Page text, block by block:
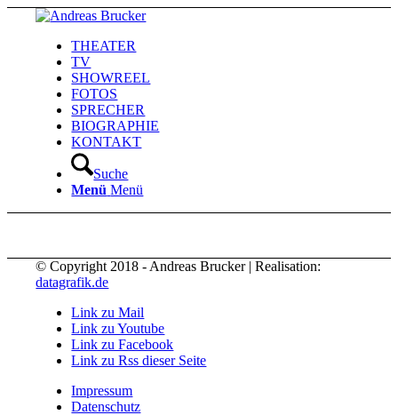
THEATER
TV
SHOWREEL
FOTOS
SPRECHER
BIOGRAPHIE
KONTAKT
Suche
Menü Menü
© Copyright 2018 - Andreas Brucker | Realisation:
datagrafik.de
Link zu Mail
Link zu Youtube
Link zu Facebook
Link zu Rss dieser Seite
Impressum
Datenschutz